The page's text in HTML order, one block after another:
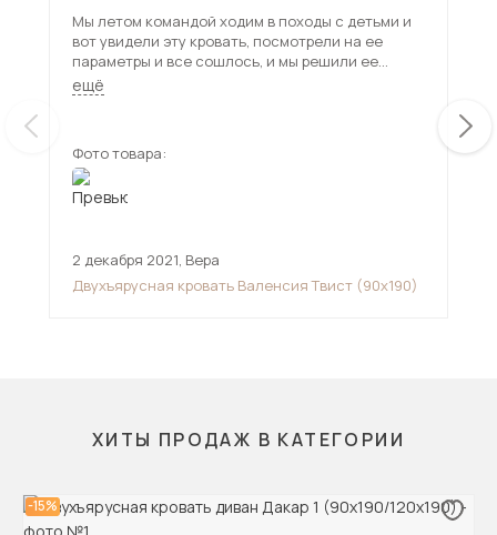
Мы летом командой ходим в походы с детьми и
вот увидели эту кровать, посмотрели на ее
параметры и все сошлось, и мы решили ее
купить, это можно, сказать, удача, теперь много
барахла тащить не придется, а все будет
ещё
Фото товара:
2 декабря 2021, Вера
Двухъярусная кровать Валенсия Твист (90х190)
ХИТЫ ПРОДАЖ В КАТЕГОРИИ
-15%